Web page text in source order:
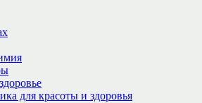
для красоты и здоровья